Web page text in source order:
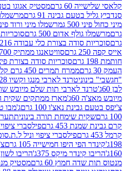
60 גרם
מסטיק אגוגו בטעם פירות 40 יחידות 330 גרם
גבינה 91 גרם
מרשמלו כובע כחול לבן
ג
מרשמלו מיני ורוד פיני 500 ג
אדום 500 גרם
בצורת כלי עבודה 216 גרם
סוויטאנגו ממתיק 700 גרם
סוכריות סודה בצורת פיצה 180 גרם
ממרח תמרים 450 גרם קליית גת
טרנד לארבי מנגו וקשיו 28ג'
טרנד
לארבי תות שלם מיובש שוקו 60ג'
מארז ממתקים שקית הפתעה
נאצ'ו 100 גרם
ג'מבו טורטילה
שימחת תורה בינוניתתערובת להכנת
453 גרם
פילסברי ציפוי קרמל מלוח 453ג'
פילסברי ציפוי וניל ל.ת.סוכר 454ג'
היפו חמישייה 105 גרם
צ'יטוס מק
מיקס 375ג'
הריבו לשון תוססת ל.
חמוץ 60 גרם